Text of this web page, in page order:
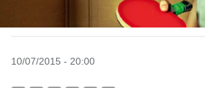
10/07/2015 - 20:00